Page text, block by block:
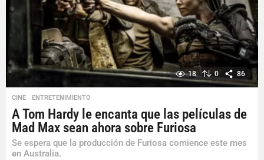
g
o
18 0 86
CINE ,ENTRETENIMIENTO
A Tom Hardy le encanta que las películas de
Mad Max sean ahora sobre Furiosa
Se espera que la producción de Furiosa comience este mes
en Australia.